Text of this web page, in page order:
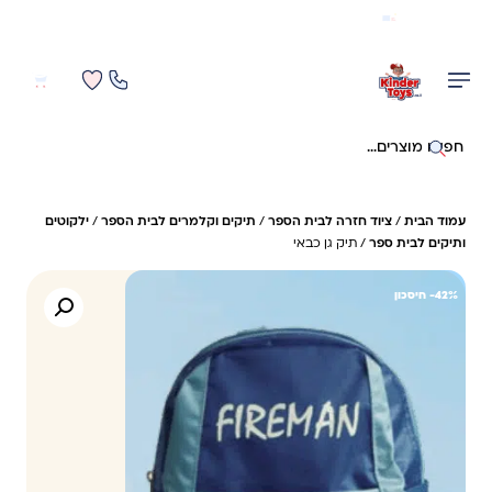
חיפוש באתר
עמוד הבית / ציוד חזרה לבית הספר / תיקים וקלמרים לבית הספר / ילקוטים
ותיקים לבית ספר / תיק גן כבאי
42%- חיסכון